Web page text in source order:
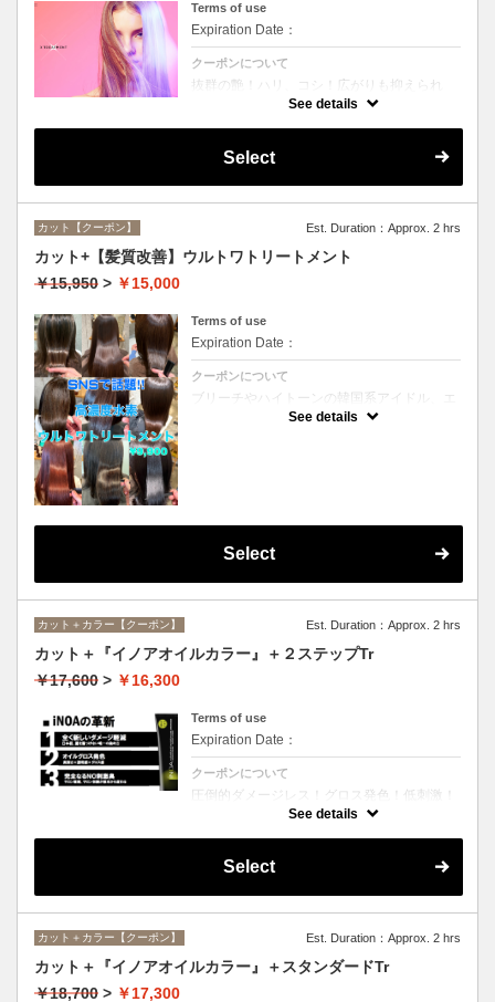
Terms of use
Expiration Date：
クーポンについて
抜群の艶！ハリ、コシ！広がりも抑えられ
る！どんなに傷んだ髪も、鮮やかなハイトー
See details
Select
カット【クーポン】 Est. Duration：Approx. 2 hrs
カット+【髪質改善】ウルトワトリートメント
￥15,950 > ￥15,000
Terms of use
Expiration Date：
クーポンについて
ブリーチやハイトーンの韓国系アイドル、エ
イジング毛にお悩みの美魔女も夢中！全ての
See details
Select
カット＋カラー【クーポン】 Est. Duration：Approx. 2 hrs
カット＋『イノアオイルカラー』＋２ステップTr
￥17,600 > ￥16,300
Terms of use
Expiration Date：
クーポンについて
圧倒的ダメージレス！グロス発色！低刺激！
匂いも残らない！全く新しい処方のイノアオ
イルカラーのセットメニュー☆シャンプー、
ブロー込み。※リタッチカラーの場合は
See details
Select
カット＋カラー【クーポン】 Est. Duration：Approx. 2 hrs
カット＋『イノアオイルカラー』＋スタンダードTr
￥18,700 > ￥17,300